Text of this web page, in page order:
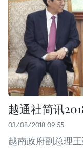
越通社简讯
03/08/2018 09:55
越南政府副总理